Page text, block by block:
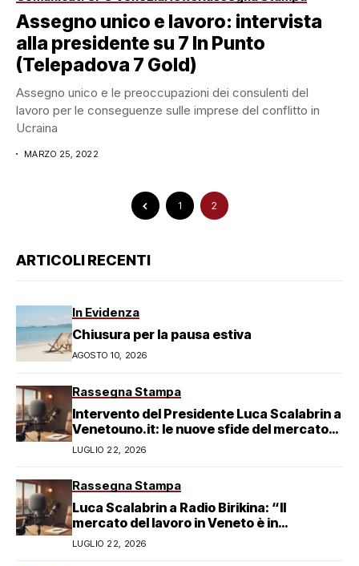
Assegno unico e lavoro: intervista
alla presidente su 7 In Punto
(Telepadova 7 Gold)
Assegno unico e le preoccupazioni dei consulenti del
lavoro per le conseguenze sulle imprese del conflitto in
Ucraina
MARZO 25, 2022
1 2
ARTICOLI RECENTI
In Evidenza
Chiusura per la pausa estiva
AGOSTO 10, 2026
Rassegna Stampa
Intervento del Presidente Luca Scalabrin a
Venetouno.it: le nuove sfide del mercato
del lavoro veneziano
LUGLIO 22, 2026
Rassegna Stampa
Luca Scalabrin a Radio Birikina: “Il
mercato del lavoro in Veneto è in
trasformazione”
LUGLIO 22, 2026